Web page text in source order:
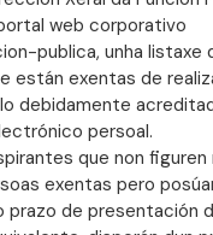
web corporativo
publica, unha listaxe
están exentas de
debidamente
persoal.
que non figuren
exentas pero
prazo de presentación